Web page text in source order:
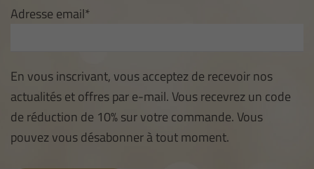
Adresse email*
En vous inscrivant, vous acceptez de recevoir nos
actualités et offres par e-mail. Vous recevrez un code
de réduction de 10% sur votre commande. Vous
pouvez vous désabonner à tout moment.